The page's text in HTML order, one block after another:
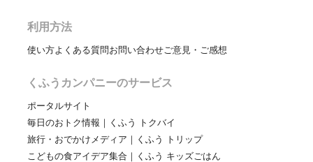
利用方法
使い方よくある質問お問い合わせ ご意見・ご感想
くふうカンパニーのサービス
ポータルサイト
毎日のおトク情報｜くふう トクバイ
旅行・おでかけメディア｜くふう トリップ
こどもの食アイデア集合｜くふう キッズごはん